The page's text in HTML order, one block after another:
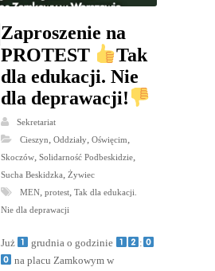
Zaproszenie na
PROTEST
Tak
dla edukacji. Nie
dla deprawacji!
Sekretariat
Cieszyn, Oddziały, Oświęcim,
Skoczów, Solidarność Podbeskidzie,
Sucha Beskidzka, Żywiec
MEN, protest, Tak dla edukacji.
Nie dla deprawacji
Już grudnia o godzinie
:
na placu Zamkowym w